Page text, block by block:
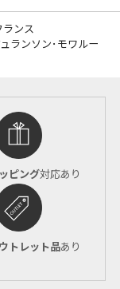
ランス
ランソン･モワルー
ピング対応あり
トレット品あり